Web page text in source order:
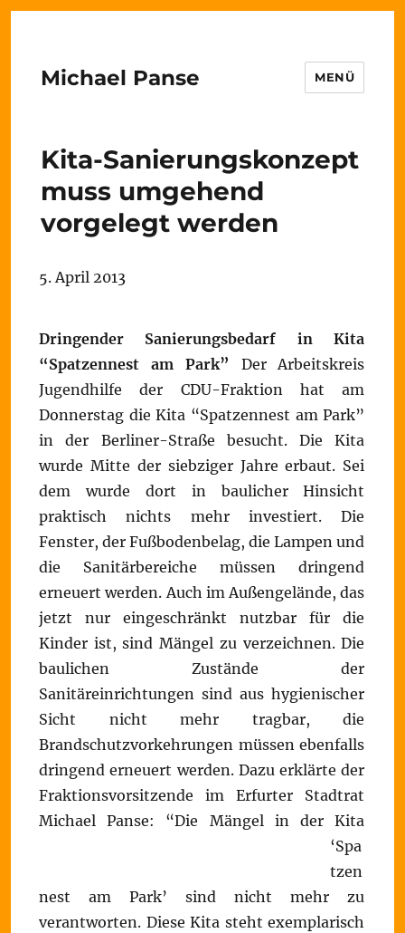
Michael Panse MENÜ
Kita-Sanierungskonzept
muss umgehend
vorgelegt werden
5. April 2013
Dringender Sanierungsbedarf in Kita
“Spatzennest am Park” Der Arbeitskreis
Jugendhilfe der CDU-Fraktion hat am
Donnerstag die Kita “Spatzennest am Park”
in der Berliner-Straße besucht. Die Kita
wurde Mitte der siebziger Jahre erbaut. Sei
dem wurde dort in baulicher Hinsicht
praktisch nichts mehr investiert. Die
Fenster, der Fußbodenbelag, die Lampen und
die Sanitärbereiche müssen dringend
erneuert werden. Auch im Außengelände, das
jetzt nur eingeschränkt nutzbar für die
Kinder ist, sind Mängel zu verzeichnen. Die
baulichen Zustände der
Sanitäreinrichtungen sind aus hygienischer
Sicht nicht mehr tragbar, die
Brandschutzvorkehrungen müssen ebenfalls
dringend erneuert werden. Dazu erklärte der
Fraktionsvorsitzende im Erfurter Stadtrat
Michael Panse: “Die Mängel in der Kita
‘Spa
tzen
nest am Park’ sind nicht mehr zu
verantworten. Diese Kita steht exemplarisch